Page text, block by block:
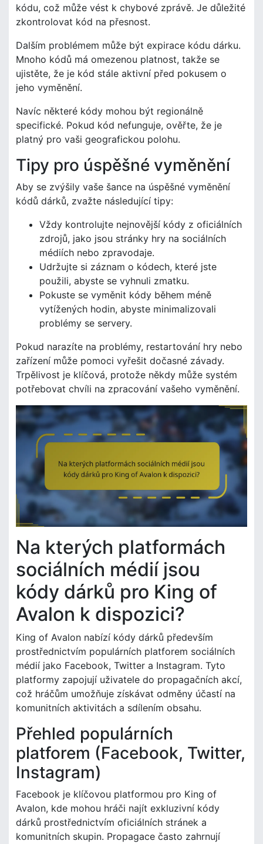
kódu, což může vést k chybové zprávě. Je důležité
zkontrolovat kód na přesnost.
Dalším problémem může být expirace kódu dárku.
Mnoho kódů má omezenou platnost, takže se
ujistěte, že je kód stále aktivní před pokusem o
jeho vyměnění.
Navíc některé kódy mohou být regionálně
specifické. Pokud kód nefunguje, ověřte, že je
platný pro vaši geografickou polohu.
Tipy pro úspěšné vyměnění
Aby se zvýšily vaše šance na úspěšné vyměnění
kódů dárků, zvažte následující tipy:
Vždy kontrolujte nejnovější kódy z oficiálních
zdrojů, jako jsou stránky hry na sociálních
médiích nebo zpravodaje.
Udržujte si záznam o kódech, které jste
použili, abyste se vyhnuli zmatku.
Pokuste se vyměnit kódy během méně
vytížených hodin, abyste minimalizovali
problémy se servery.
Pokud narazíte na problémy, restartování hry nebo
zařízení může pomoci vyřešit dočasné závady.
Trpělivost je klíčová, protože někdy může systém
potřebovat chvíli na zpracování vašeho vyměnění.
Na kterých platformách
sociálních médií jsou
kódy dárků pro King of
Avalon k dispozici?
King of Avalon nabízí kódy dárků především
prostřednictvím populárních platforem sociálních
médií jako Facebook, Twitter a Instagram. Tyto
platformy zapojují uživatele do propagačních akcí,
což hráčům umožňuje získávat odměny účastí na
komunitních aktivitách a sdílením obsahu.
Přehled populárních
platforem (Facebook, Twitter,
Instagram)
Facebook je klíčovou platformou pro King of
Avalon, kde mohou hráči najít exkluzivní kódy
dárků prostřednictvím oficiálních stránek a
komunitních skupin. Propagace často zahrnují